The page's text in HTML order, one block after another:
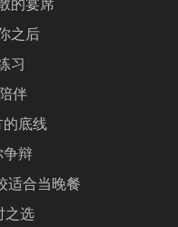
的宴席
之后
习
伴
的底线
争辩
适合当晚餐
之选